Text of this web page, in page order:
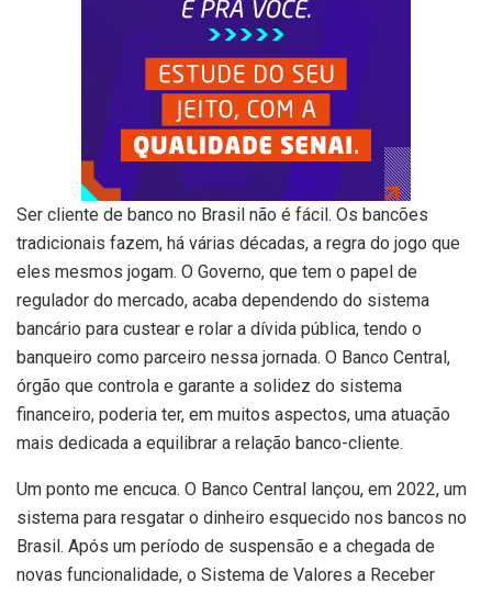
Ser cliente de banco no Brasil não é fácil. Os bancões
tradicionais fazem, há várias décadas, a regra do jogo que
eles mesmos jogam. O Governo, que tem o papel de
regulador do mercado, acaba dependendo do sistema
bancário para custear e rolar a dívida pública, tendo o
banqueiro como parceiro nessa jornada. O Banco Central,
órgão que controla e garante a solidez do sistema
financeiro, poderia ter, em muitos aspectos, uma atuação
mais dedicada a equilibrar a relação banco-cliente.
Um ponto me encuca. O Banco Central lançou, em 2022, um
sistema para resgatar o dinheiro esquecido nos bancos no
Brasil. Após um período de suspensão e a chegada de
novas funcionalidade, o Sistema de Valores a Receber